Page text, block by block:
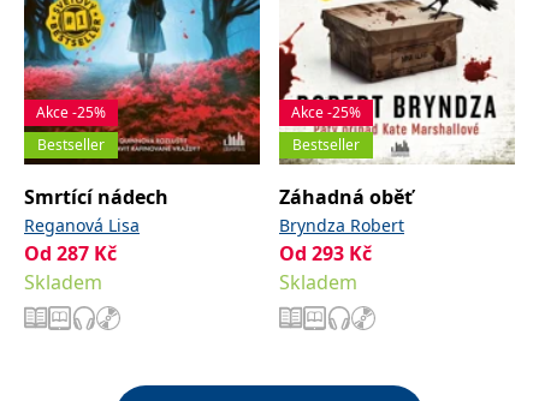
Akce -25%
Bestseller
Smrtící nádech
Reganová Lisa
Od 287 Kč
Skladem
Akce -25%
Bestseller
Záhadná oběť
Bryndza Robert
Od 293 Kč
Skladem